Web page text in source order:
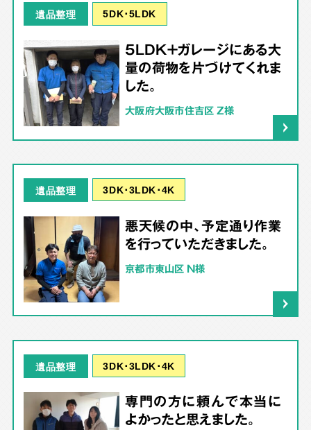
遺品整理 5DK･5LDK
5LDK＋ガレージにある大
量の荷物を片づけてくれま
した。
大阪府大阪市住吉区 Z様
遺品整理 3DK･3LDK･4K
悪天候の中、予定通り作業
を行っていただきました。
京都市東山区 N様
遺品整理 3DK･3LDK･4K
専門の方に頼んで本当に
よかったと思えました。